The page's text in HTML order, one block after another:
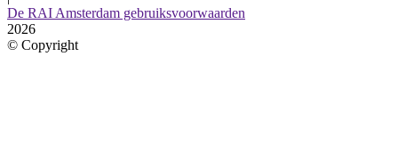
De RAI Amsterdam gebruiksvoorwaarden
2026
© Copyright